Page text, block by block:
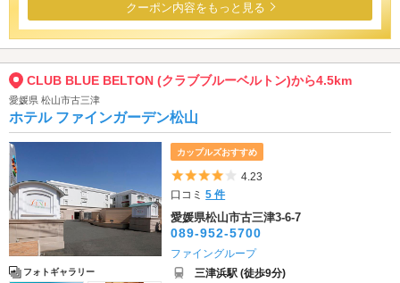
クーポン内容をもっと見る
CLUB BLUE BELTON (クラブブルーベルトン)から4.5km
愛媛県 松山市古三津
ホテル ファインガーデン松山
フォトギャラリー
カップルズおすすめ
5つ星のうち4
4.23
口コミ5 件
愛媛県松山市古三津3-6-7
089-952-5700
ファイングループ
三津浜駅 (徒歩9分)